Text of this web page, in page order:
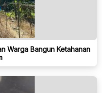
Warga Bangun Ketahanan